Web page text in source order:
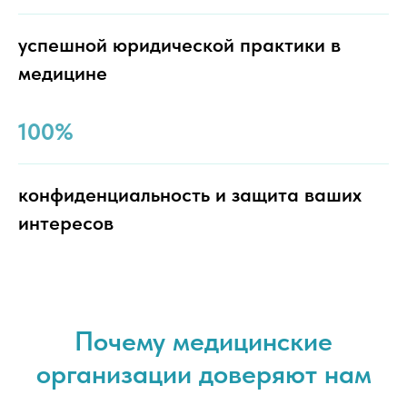
успешной юридической практики в
медицине
100%
конфиденциальность и защита ваших
интересов
Почему медицинские
организации доверяют нам